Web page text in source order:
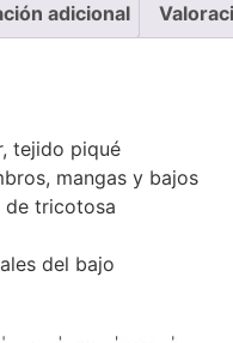
adicional
tejido piqué
mangas y bajos
de tricotosa
del bajo